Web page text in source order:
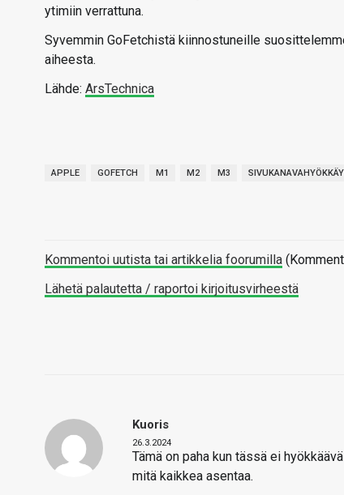
ytimiin verrattuna.
Syvemmin GoFetchistä kiinnostuneille
aiheesta.
Lähde: ArsTechnica
APPLE GOFETCH M1 M2 M3
Kommentoi uutista tai artikkelia foorumilla
Lähetä palautetta / raportoi kirjoitusvirheestä
Kuoris
26.3.2024
Tämä on paha kun tässä ei
mitä kaikkea asentaa.